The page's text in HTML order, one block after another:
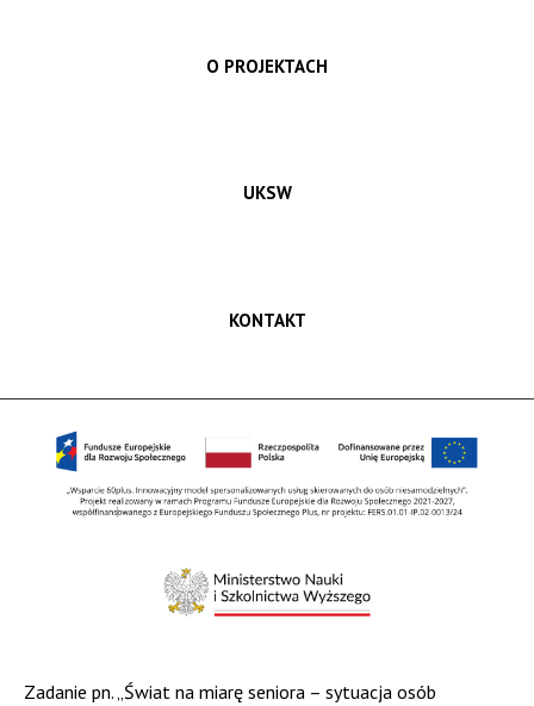
O PROJEKTACH
UKSW
KONTAKT
Zadanie pn. „Świat na miarę seniora – sytuacja osób